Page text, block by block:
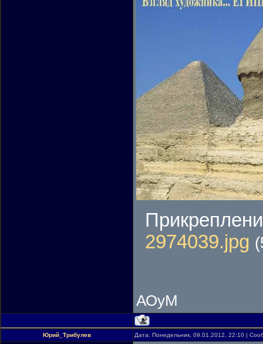
2974039.jpg
АОуМ
Юрий_Трибулев Дата: Понедельник, 09.01.2012, 22:10 |